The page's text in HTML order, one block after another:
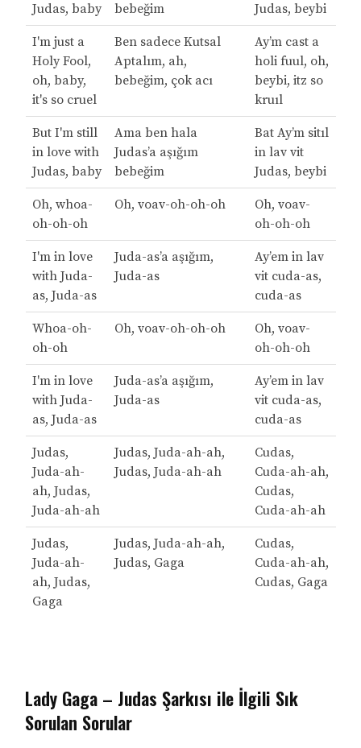
Judas, baby
bebeğim
Judas, beybi
I'm just a
Holy Fool,
oh, baby,
it's so cruel
Ben sadece Kutsal
Aptalım, ah,
bebeğim, çok acı
Ay’m cast a
holi fuul, oh,
beybi, itz so
kruıl
But I'm still
in love with
Judas, baby
Ama ben hala
Judas’a aşığım
bebeğim
Bat Ay’m sitıl
in lav vit
Judas, beybi
Oh, whoa-
oh-oh-oh
Oh, voav-oh-oh-oh
Oh, voav-
oh-oh-oh
I'm in love
with Juda-
as, Juda-as
Juda-as’a aşığım,
Juda-as
Ay’em in lav
vit cuda-as,
cuda-as
Whoa-oh-
oh-oh
Oh, voav-oh-oh-oh
Oh, voav-
oh-oh-oh
I'm in love
with Juda-
as, Juda-as
Juda-as’a aşığım,
Juda-as
Ay’em in lav
vit cuda-as,
cuda-as
Judas,
Juda-ah-
ah, Judas,
Juda-ah-ah
Judas, Juda-ah-ah,
Judas, Juda-ah-ah
Cudas,
Cuda-ah-ah,
Cudas,
Cuda-ah-ah
Judas,
Juda-ah-
ah, Judas,
Gaga
Judas, Juda-ah-ah,
Judas, Gaga
Cudas,
Cuda-ah-ah,
Cudas, Gaga
Lady Gaga – Judas Şarkısı ile İlgili Sık
Sorulan Sorular